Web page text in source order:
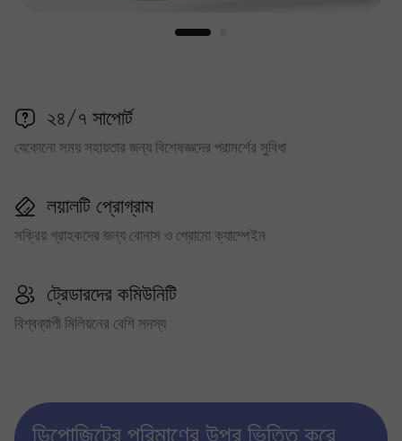
২৪/৭ সাপোর্ট
যেকোনো সময় সহায়তার জন্য বিশেষজ্ঞদের পরামর্শের সুবিধা
লয়ালটি প্রোগ্রাম
সক্রিয় গ্রাহকদের জন্য বোনাস ও প্রোমো ক্যাম্পেইন
ট্রেডারদের কমিউনিটি
বিশ্বব্যাপী মিলিয়নের বেশি সদস্য